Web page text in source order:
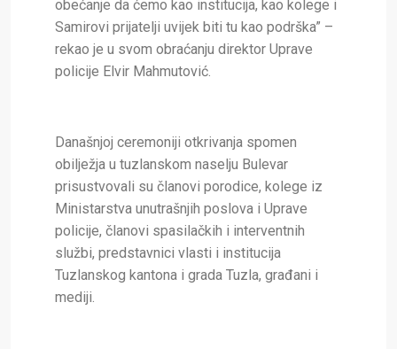
obećanje da ćemo kao institucija, kao kolege i
Samirovi prijatelji uvijek biti tu kao podrška” –
rekao je u svom obraćanju direktor Uprave
policije Elvir Mahmutović.
Današnjoj ceremoniji otkrivanja spomen
obilježja u tuzlanskom naselju Bulevar
prisustvovali su članovi porodice, kolege iz
Ministarstva unutrašnjih poslova i Uprave
policije, članovi spasilačkih i interventnih
službi, predstavnici vlasti i institucija
Tuzlanskog kantona i grada Tuzla, građani i
mediji.